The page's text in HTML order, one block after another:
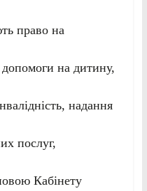
право на
на дитину,
надання
послуг,
Кабінету